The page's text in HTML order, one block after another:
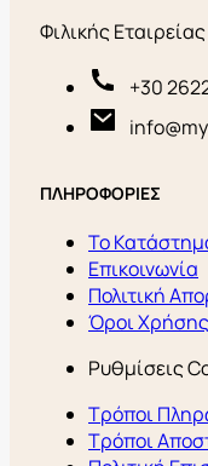
Φιλικής
+30
ΠΛΗΡΟΦΟΡΙΕΣ
Το
Επικοινωνία
Πολιτική
Όροι Χρήσης
Ρυθμίσεις
Τρόποι
Τρόποι